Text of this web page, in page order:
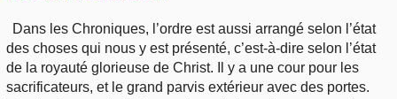
Dans les Chroniques, l’ordre est aussi arrangé selon l’état
des choses qui nous y est présenté, c’est-à-dire selon l’état
de la royauté glorieuse de Christ. Il y a une cour pour les
sacrificateurs, et le grand parvis extérieur avec des portes.